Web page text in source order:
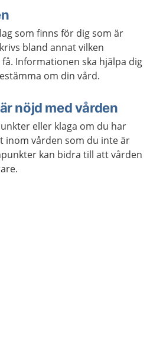
som finns för dig som är
bland annat vilken
Informationen ska hjälpa dig
om din vård.
nöjd med vården
eller klaga om du har
inom vården som du inte är
kan bidra till att vården